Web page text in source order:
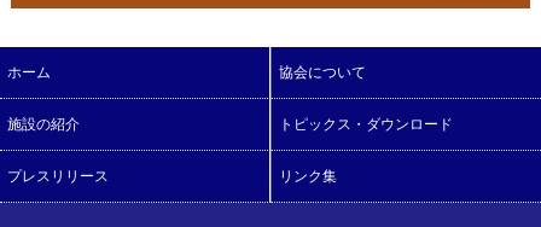
ホーム 協会について
施設の紹介 トピックス・ダウンロード
プレスリリース リンク集